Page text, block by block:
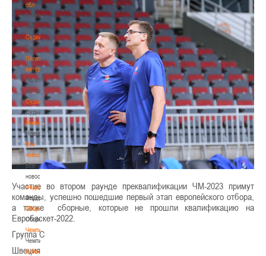
обл
Гомельская
обл
Судейство
Судейство
Полезные
материалы
Полезные
материалы
Судьи
Судьи
Новости
Новости
Все
новости
Все
новости
Федерация
Федерация
Сборные
Сборные
Чемпионат
Чемпионат
Кубок
Участие во втором раунде преквалификации ЧМ-2023 примут
команды, успешно пошедшие первый этап европейского отбора,
а также сборные, которые не прошли квалификацию на
Евробаскет-2022.
Группа С
Швеция